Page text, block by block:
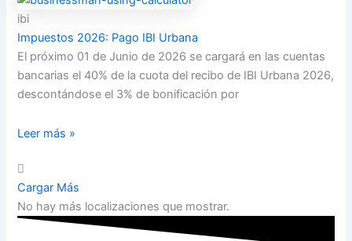
ibi
Impuestos 2026: Pago IBI Urbana
El próximo 01 de Junio de 2026 se cargará en las cuentas
bancarias el 40% de la cuota del recibo de IBI Urbana 2026,
descontándose el 3% de bonificación por
Leer más »
Cargar Más
No hay más localizaciones que mostrar.